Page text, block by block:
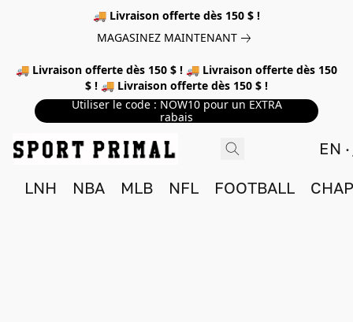
🚚 Livraison offerte dès 150 $ !
MAGASINEZ MAINTENANT
🚚 Livraison offerte dès 150 $ ! 🚚 Livraison offerte dès 150
$ ! 🚚 Livraison offerte dès 150 $ !
Utiliser le code : NOW10 pour un EXTRA
rabais
EN
LNH NBA MLB NFL FOOTBALL